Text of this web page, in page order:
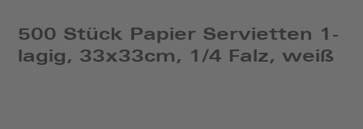
500 Stück Papier Servietten 1-
lagig, 33x33cm, 1/4 Falz, weiß